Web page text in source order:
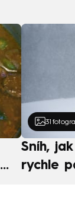
31
Sníh,
rychle